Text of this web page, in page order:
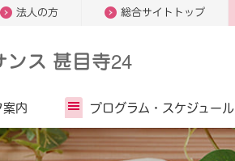
法人の方 総合サイトトップ
ンス 甚目寺24
案内 プログラム・ スケジュール